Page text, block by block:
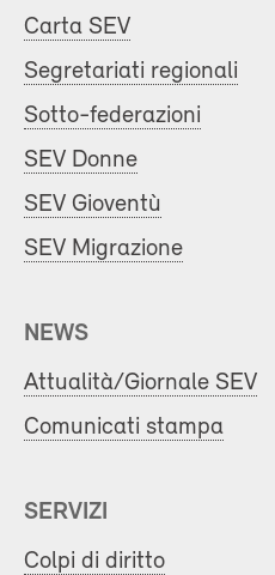
Carta SEV
Segretariati regionali
Sotto-federazioni
SEV Donne
SEV Gioventù
SEV Migrazione
NEWS
Attualità/Giornale SEV
Comunicati stampa
SERVIZI
Colpi di diritto